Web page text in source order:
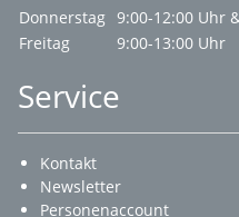
Donnerstag 9:00-12:00 Uhr
Freitag
9:00-13:00 Uhr
Service
Kontakt
Newsletter
Personenaccount